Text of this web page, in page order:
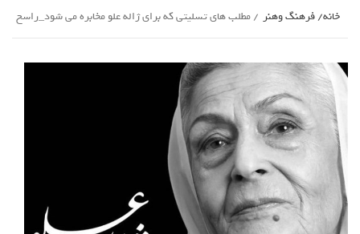
خانه فرهنگ وهنر مطلب های تسلیتی که برای ژاله علو مخابره می شود_راسخ